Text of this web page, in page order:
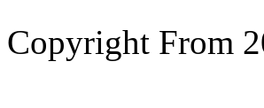
Copyright From